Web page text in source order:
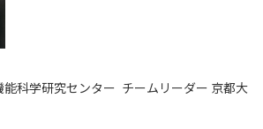
能科学研究センター チームリーダー 京都大